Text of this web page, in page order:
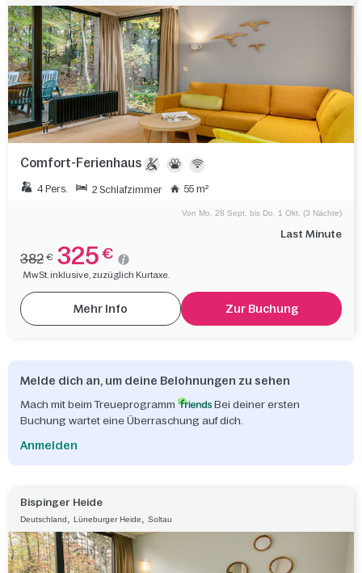
Comfort-Ferienhaus
4 Pers. 2 Schlafzimmer 55 m²
Last Minute
Von Mo. 28 Sept. bis Do. 1 Okt. (3 Nächte)
382 € 325 €
MwSt. inklusive, zuzüglich Kurtaxe.
Mehr Info Zur Buchung
Melde dich an, um deine Belohnungen zu sehen
Mach mit beim Treueprogramm
Bei deiner ersten
Buchung wartet eine Überraschung auf dich.
Anmelden
Bispinger Heide
Deutschland, Lüneburger Heide, Soltau